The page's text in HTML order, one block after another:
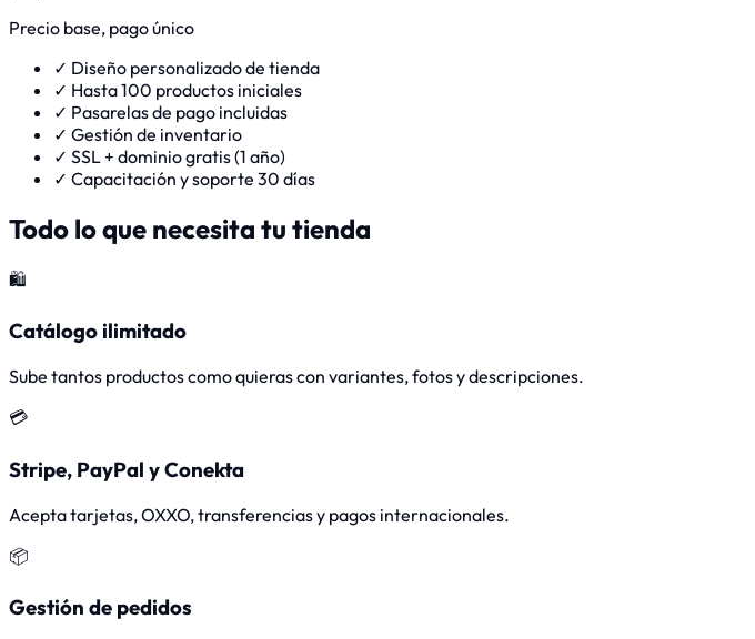
Precio base, pago único
✓ Diseño personalizado de tienda
✓ Hasta 100 productos iniciales
✓ Pasarelas de pago incluidas
✓ Gestión de inventario
✓ SSL + dominio gratis (1 año)
✓ Capacitación y soporte 30 días
Todo lo que necesita tu tienda
🛍️
Catálogo ilimitado
Sube tantos productos como quieras con variantes, fotos y descripciones.
💳
Stripe, PayPal y Conekta
Acepta tarjetas, OXXO, transferencias y pagos internacionales.
📦
Gestión de pedidos